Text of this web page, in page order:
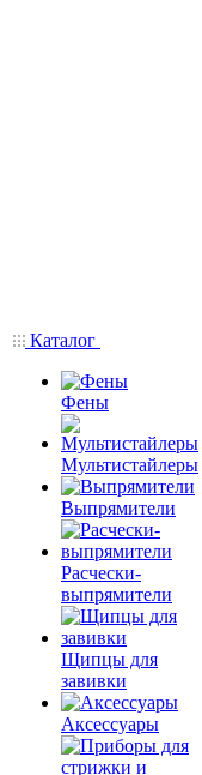
Каталог
Фены
Мультистайлеры
Выпрямители
Расчески-
выпрямители
Щипцы для
завивки
Аксессуары